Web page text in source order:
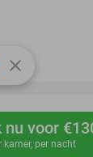
Boek nu
nu voor
kamer, per nacht
+ evt.
Hotels
close